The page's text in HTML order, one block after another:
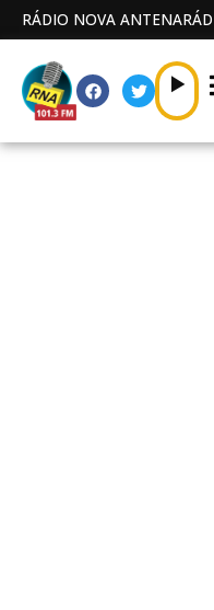
RÁDIO NOVA ANTENA